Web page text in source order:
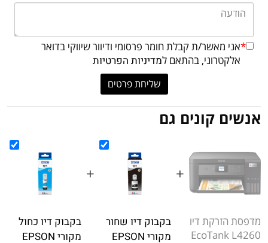
*אני מאשר/ת קבלת חומר פרסומי ודיוור שיווקי בדואר
אלקטרוני, בהתאם למדיניות הפרטיות
אנשים קונים גם
מדפסת הזרקת דיו
EcoTank L4260
+
בקבוק דיו שחור
מקורי EPSON
+
בקבוק דיו כחול
מקורי EPSON